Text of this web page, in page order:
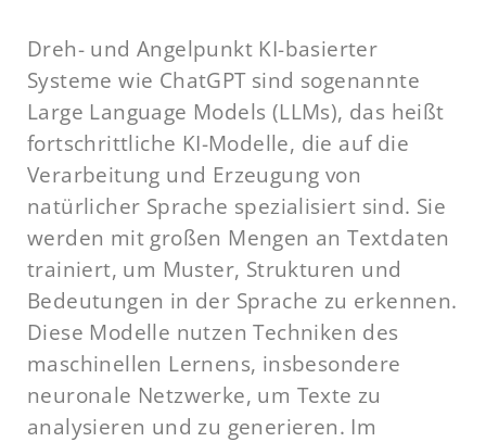
Dreh- und Angelpunkt KI-basierter
Systeme wie ChatGPT sind sogenannte
Large Language Models (LLMs), das heißt
fortschrittliche KI-Modelle, die auf die
Verarbeitung und Erzeugung von
natürlicher Sprache spezialisiert sind. Sie
werden mit großen Mengen an Textdaten
trainiert, um Muster, Strukturen und
Bedeutungen in der Sprache zu erkennen.
Diese Modelle nutzen Techniken des
maschinellen Lernens, insbesondere
neuronale Netzwerke, um Texte zu
analysieren und zu generieren. Im